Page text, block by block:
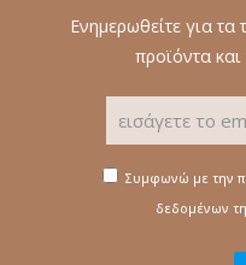
Ενημερωθείτε για τα
προϊόντα
Συμφωνώ με την
δεδομένων